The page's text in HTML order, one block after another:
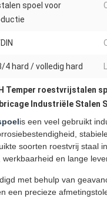
spoel voor
4 hard / volledig hard
Temper roestvrijstalen
Industriële Stalen
is een veel gebruikt
soorten roestvrij staal
en lange
met behulp van
een precieze